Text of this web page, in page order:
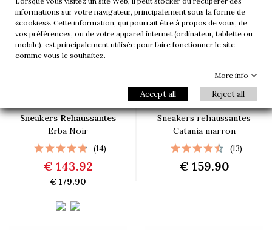
Sneakers Rehaussantes
Erba Noir
(14)
€ 143.92
€ 179.90
-20%
Sneakers rehaussantes
Catania marron
(13)
€ 159.90
informations sur votre navigateur, principalement sous la forme de
«cookies». Cette information, qui pourrait être à propos de vous, de
vos préférences, ou de votre appareil internet (ordinateur, tablette ou
mobile), est principalement utilisée pour faire fonctionner le site
comme vous le souhaitez.
More info
Accept all Reject all